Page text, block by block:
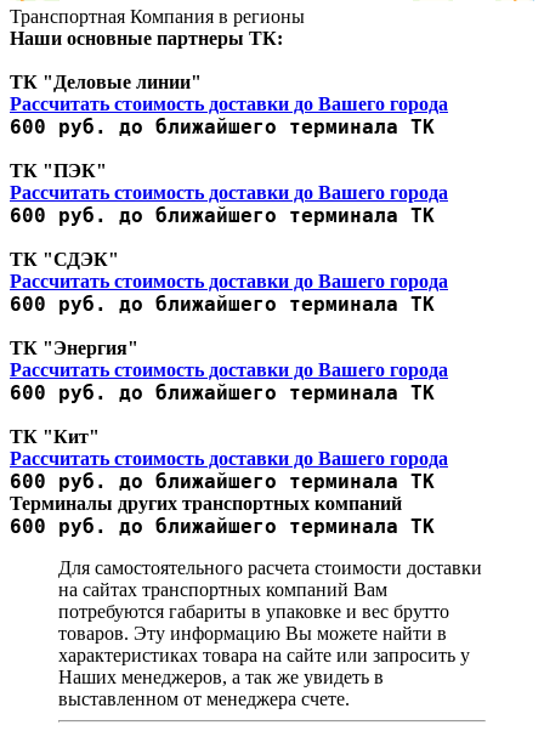
Транспортная Компания в регионы
Наши основные партнеры ТК:
ТК "Деловые линии"
Рассчитать стоимость доставки до Вашего города
600 руб. до ближайшего терминала ТК
ТК "ПЭК"
Рассчитать стоимость доставки до Вашего города
600 руб. до ближайшего терминала ТК
ТК "СДЭК"
Рассчитать стоимость доставки до Вашего города
600 руб. до ближайшего терминала ТК
ТК "Энергия"
Рассчитать стоимость доставки до Вашего города
600 руб. до ближайшего терминала ТК
ТК "Кит"
Рассчитать стоимость доставки до Вашего города
600 руб. до ближайшего терминала ТК
Терминалы других транспортных компаний
600 руб. до ближайшего терминала ТК
Для самостоятельного расчета стоимости доставки
на сайтах транспортных компаний Вам
потребуются габариты в упаковке и вес брутто
товаров. Эту информацию Вы можете найти в
характеристиках товара на сайте или запросить у
Наших менеджеров, а так же увидеть в
выставленном от менеджера счете.